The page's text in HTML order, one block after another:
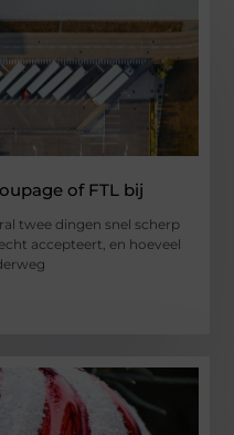
of FTL bij
twee dingen snel scherp
accepteert, en hoeveel